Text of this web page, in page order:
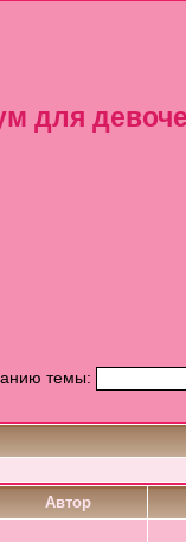
для
темы:
Автор